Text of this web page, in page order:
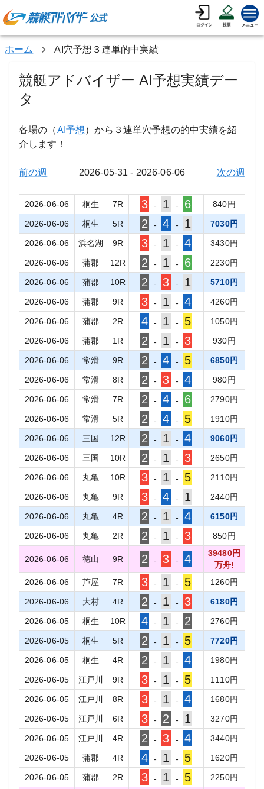
ホーム AI穴予想３連単的中実績
競艇アドバイザー AI予想実績デー
タ
各場の（AI予想）から３連単穴予想の的中実績を紹
介します！
前の週 2026-05-31 - 2026-06-06 次の週
2026-06-06 桐生 7R 3 - 1 - 6 840円
2026-06-06 桐生 5R 2 - 4 - 1 7030円
2026-06-06 浜名湖 9R 3 - 1 - 4 3430円
2026-06-06 蒲郡 12R 2 - 1 - 6 2230円
2026-06-06 蒲郡 10R 2 - 3 - 1 5710円
2026-06-06 蒲郡 9R 3 - 1 - 4 4260円
2026-06-06 蒲郡 2R 4 - 1 - 5 1050円
2026-06-06 蒲郡 1 R 2 - 1 - 3 930円
2026-06-06 常滑 9R 2 - 4 - 5 6850円
2026-06-06 常滑 8R 2 - 3 - 4 980円
2026-06-06 常滑 7R 2 - 4 - 6 2790円
2026-06-06 常滑 5R 2 - 4 - 5 1910円
2026-06-06 三国 12R 2 - 1 - 4 9060円
2026-06-06 三国 10R 2 - 1 - 3 2650円
2026-06-06 丸亀 10R 3 - 1 - 5 2110円
2026-06-06 丸亀 9R 3 - 4 - 1 2440円
2026-06-06 丸亀 4R 2 - 1 - 4 6150円
2026-06-06 丸亀 2R 2 - 1 - 3 850円
2026-06-06 徳山 9R 2 - 3 - 4 39480円
万舟!
2026-06-06
芦屋 7R 3 - 1 - 5 1260円
2026-06-06 大村 4R 2 - 1 - 3 6180円
2026-06-05 桐生 10R 4 - 1 - 2 2760円
2026-06-05 桐生 5R 2 - 1 - 5 7720円
2026-06-05 桐生 4R 2 - 1 - 4 1980円
2026-06-05 江戸川 9R 3 - 1 - 5 1110円
2026-06-05 江戸川 8R 3 - 1 - 4 1680円
2026-06-05 江戸川 6R 3 - 2 - 1 3270円
2026-06-05 江戸川 4R 2 - 3 - 4 3440円
2026-06-05 蒲郡 4R 4 - 1 - 5 1620円
2026-06-05 蒲郡 2R 3 - 1 - 5 2250円